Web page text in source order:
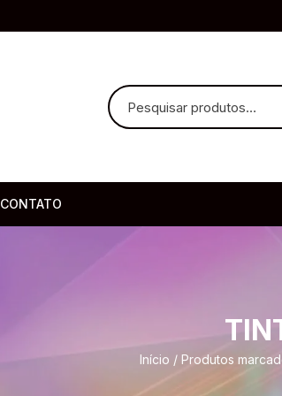
CONTATO
Início / Produtos